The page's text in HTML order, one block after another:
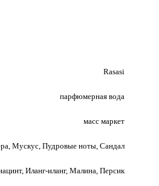
Rasasi
парфюмерная вода
масс маркет
Мускус, Пудровые ноты, Сандал
Иланг-иланг, Малина, Персик